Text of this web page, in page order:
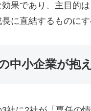
果であり、主目的
に直結するものにす
中小企業が抱